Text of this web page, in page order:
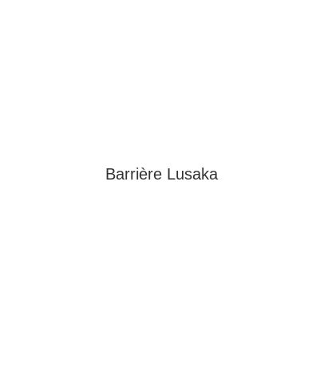
Barrière Lusaka